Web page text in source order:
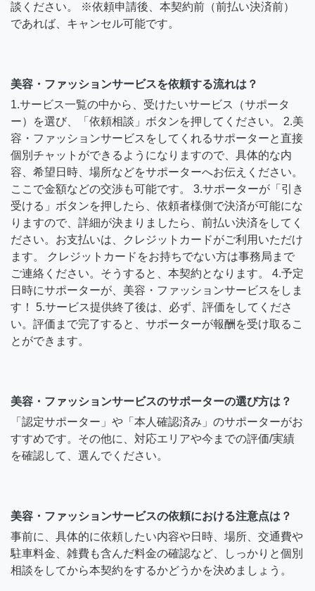
談ください。 ※依頼申請後、本契約前（前払い決済前）
であれば、キャンセル可能です。
美容・ファッションサービスを依頼する流れは？
1.サービス一覧の中から、受けたいサービス（サポータ
ー）を選び、「依頼相談」ボタンを押してください。 2.美
容・ファッションサービスをしてくれるサポーターと直接
個別チャットができるようになりますので、具体的な内
容、希望日時、場所などをサポーターへお伝えください。
ここで金額などの交渉も可能です。 3.サポーターが「引き
受ける」ボタンを押したら、依頼者様側で決済が可能にな
りますので、詳細が決まりましたら、前払い決済をしてく
ださい。お支払いは、クレジットカードがご利用いただけ
ます。 クレジットカードをお持ちでない方は事務局まで
ご連絡ください。そうすると、本契約となります。 4.予定
日時にサポーターが、美容・ファッションサービスをしま
す！ 5.サービス提供終了後は、必ず、評価をしてくださ
い。評価まで完了すると、サポーターが報酬を受け取るこ
とができます。
美容・ファッションサービスのサポーターの選び方は？
「認定サポーター」や「本人確認済み」のサポーターがお
すすめです。その他に、対応エリアや今までの評価/実績
を確認して、選んでください。
美容・ファッションサービスの依頼における注意点は？
事前に、具体的に依頼したい内容や日時、場所、交通費や
駐車料金、雑費も含んだ料金の確認など、しっかりと個別
相談をしてから本契約をするかどうかを決めましょう。